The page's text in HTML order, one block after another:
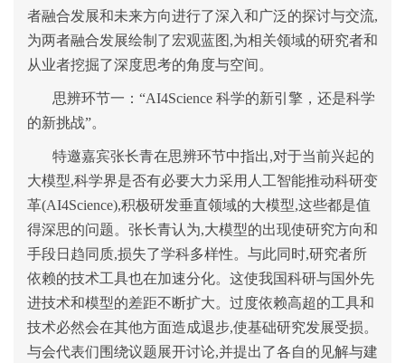
者融合发展和未来方向进行了深入和广泛的探讨与交流,
为两者融合发展绘制了宏观蓝图,为相关领域的研究者和
从业者挖掘了深度思考的角度与空间。
思辨环节一：“AI4Science 科学的新引擎，还是科学
的新挑战”。
特邀嘉宾张长青在思辨环节中指出,对于当前兴起的
大模型,科学界是否有必要大力采用人工智能推动科研变
革(AI4Science),积极研发垂直领域的大模型,这些都是值
得深思的问题。张长青认为,大模型的出现使研究方向和
手段日趋同质,损失了学科多样性。与此同时,研究者所
依赖的技术工具也在加速分化。这使我国科研与国外先
进技术和模型的差距不断扩大。过度依赖高超的工具和
技术必然会在其他方面造成退步,使基础研究发展受损。
与会代表们围绕议题展开讨论,并提出了各自的见解与建